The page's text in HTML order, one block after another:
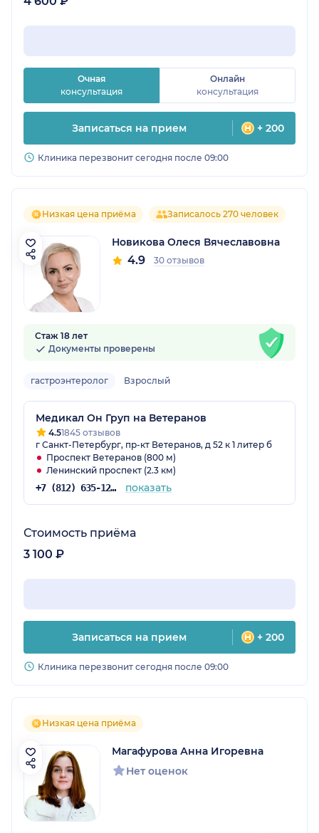
Очная
консультация
Онлайн
консультация
Записаться на прием + 200
Клиника перезвонит сегодня после 09:00
Низкая цена приёма Записалось 270 человек
Новикова Олеся Вячеславовна
4.9 30 отзывов
Стаж 18 лет
Документы проверены
гастроэнтеролог Взрослый
Медикал Он Груп на Ветеранов
4.51845 отзывов
г Санкт-Петербург, пр-кт Ветеранов, д 52 к 1 литер б
Проспект Ветеранов (800 м)
Ленинский проспект (2.3 км)
+7 (812) 635-12-29 показать
Стоимость приёма
3 100 ₽
Записаться на прием + 200
Клиника перезвонит сегодня после 09:00
Низкая цена приёма
Магафурова Анна Игоревна
Нет оценок